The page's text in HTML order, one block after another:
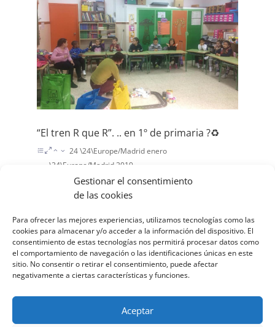
Gestionar el consentimiento
de las cookies
Para ofrecer las mejores experiencias, utilizamos tecnologías como las
cookies para almacenar y/o acceder a la información del dispositivo. El
consentimiento de estas tecnologías nos permitirá procesar datos como
el comportamiento de navegación o las identificaciones únicas en este
sitio. No consentir o retirar el consentimiento, puede afectar
negativamente a ciertas características y funciones.
Aceptar
“El tren R que R”. .. en 1º de primaria ?♻️
24 \24\Europe/Madrid enero
\24\Europe/Madrid 2019
Granada Cartuja
Huerto Alegre, Ayuntamiento de Granada
ventajas que se obtienen con las 3 R: Reducir,
Reutilizar y Reciclar Continuaremos evitando
conductas consumistas, actitudes y
comportamientos irrespetuosos con la...
« ENTRADAS MÁS ANTIGUAS
ENTRADAS SIGUIENTES »